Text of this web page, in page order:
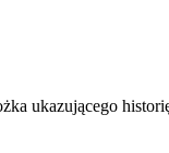
ukazującego